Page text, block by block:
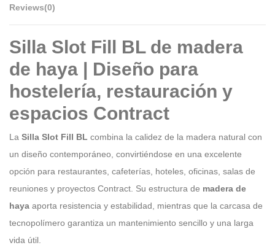
Reviews(0)
Silla Slot Fill BL de madera
de haya | Diseño para
hostelería, restauración y
espacios Contract
La Silla Slot Fill BL combina la calidez de la madera natural con
un diseño contemporáneo, convirtiéndose en una excelente
opción para restaurantes, cafeterías, hoteles, oficinas, salas de
reuniones y proyectos Contract. Su estructura de madera de
haya aporta resistencia y estabilidad, mientras que la carcasa de
tecnopolímero garantiza un mantenimiento sencillo y una larga
vida útil.